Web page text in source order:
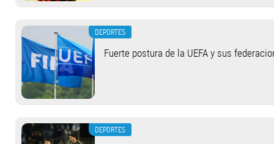
DEPORTES
Fuerte postura de la UEFA y sus
DEPORTES